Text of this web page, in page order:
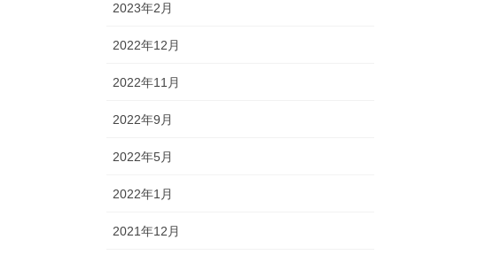
2023年2月
2022年12月
2022年11月
2022年9月
2022年5月
2022年1月
2021年12月